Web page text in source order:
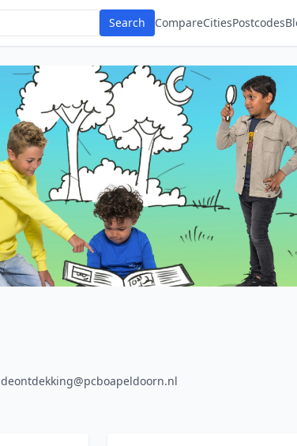
Search CompareCitiesPostcodes
deontdekking@pcboapeldoorn.nl